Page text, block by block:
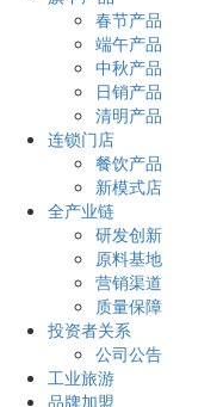
春节产品
端午产品
中秋产品
日销产品
清明产品
连锁门店
餐饮产品
新模式店
全产业链
研发创新
原料基地
营销渠道
质量保障
投资者关系
公司公告
工业旅游
品牌加盟